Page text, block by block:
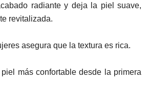
radiante y deja la piel suave,
revitalizada.
asegura que la textura es rica.
más confortable desde la primera